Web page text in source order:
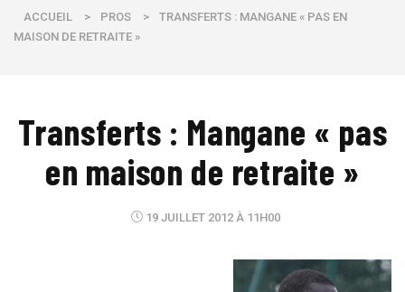
ACCUEIL > PROS >
TRANSFERTS : MANGANE « PAS EN
MAISON DE RETRAITE »
Transferts : Mangane « pas
en maison de retraite »
19 JUILLET 2012 À 11H00